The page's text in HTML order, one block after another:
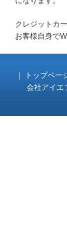
クレジットカ
お客様自身で
｜ トップペー
会社アイエ